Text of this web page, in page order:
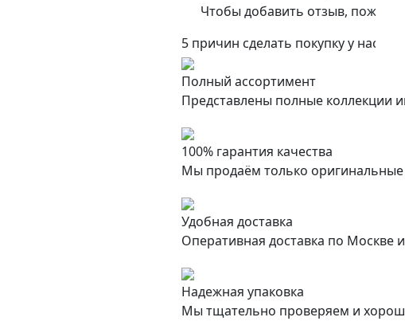
Чтобы добавить отзыв,
5 причин сделать покупку у нас
Полный ассортимент
Представлены полные коллекции
100% гарантия качества
Мы продаём только оригинальные
Удобная доставка
Оперативная доставка по Москве
Надежная упаковка
Мы тщательно проверяем и